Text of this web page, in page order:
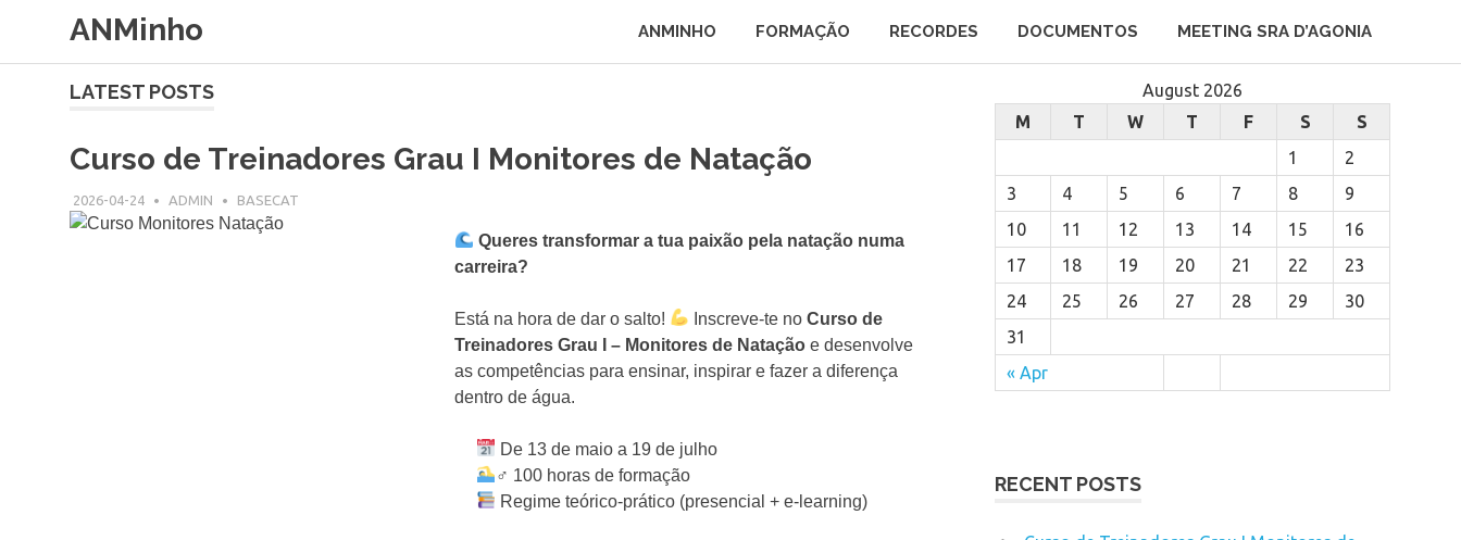
content
ANMinho ANMINHO FORMAÇÃO RECORDES DOCUMENTOS MEETING SRA D’AGONIA
LATEST POSTS
Curso de Treinadores Grau I Monitores de Natação
2026-04-24 ADMIN BASECAT
Queres transformar a tua paixão pela natação numa
carreira?
Está na hora de dar o salto! Inscreve-te noCurso de
Treinadores Grau I – Monitores de Natação e desenvolve
as competências para ensinar, inspirar e fazer a diferença
dentro de água.
De 13 de maio a 19 de julho
‍♂️ 100 horas de formação
Regime teórico-prático (presencial + e-learning)
August 2026
M
T W T F S S
« Apr
1
2
3
4 5 6 7 8
9
10
11 12 13 14 15
16
17
18 19 20 21 22
23
24
25 26 27 28 29
30
31
RECENT POSTS